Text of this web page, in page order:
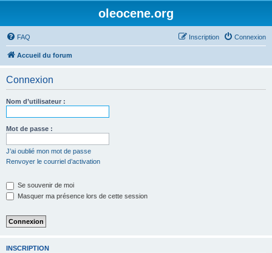
oleocene.org
FAQ Connexion
Inscription
Accueil du forum
Connexion
Nom d’utilisateur :
Mot de passe :
J’ai oublié mon mot de passe
Renvoyer le courriel d’activation
Se souvenir de moi
Masquer ma présence lors de cette session
INSCRIPTION